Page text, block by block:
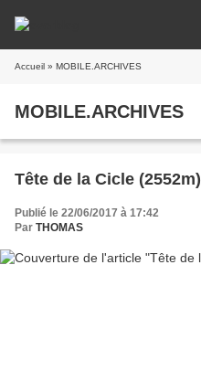
Accueil » MOBILE.ARCHIVES
MOBILE.ARCHIVES
Tête de la Cicle (2552m)
Publié le 22/06/2017 à 17:42
Par THOMAS